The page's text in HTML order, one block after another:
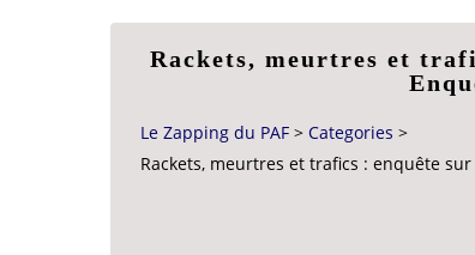
Rackets, meurtres et
Le Zapping du PAF > Categories >
Rackets, meurtres et trafics : enquête